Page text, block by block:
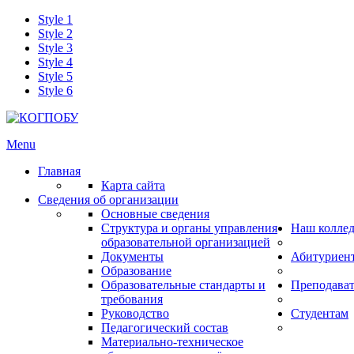
Style 1
Style 2
Style 3
Style 4
Style 5
Style 6
Menu
Главная
Карта сайта
Сведения об организации
Основные сведения
Структура и органы управления
образовательной организацией
Документы
Образование
Образовательные стандарты и
требования
Руководство
Педагогический состав
Материально-техническое
Наш
Студентам